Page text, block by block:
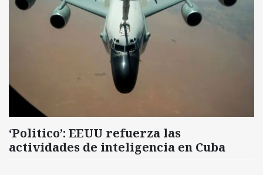
‘Politico’: EEUU refuerza las
actividades de inteligencia en Cuba